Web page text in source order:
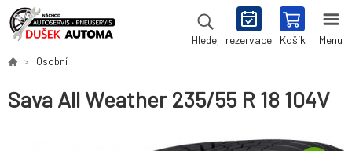
Hledej rezervace Košík Menu
Osobní
Sava All Weather 235/55 R 18 104V